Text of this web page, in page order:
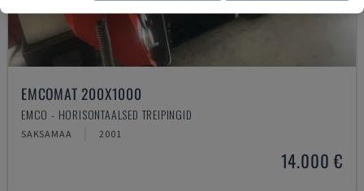
EMCOMAT 200X1000
EMCO - HORISONTAALSED TREIPINGID
SAKSAMAA 2001
14.000 €